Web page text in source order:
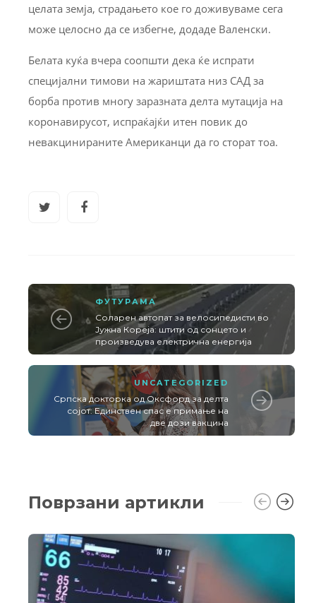
целата земја, страдањето кое го доживуваме сега
може целосно да се избегне, додаде Валенски.
Белата куќа вчера соопшти дека ќе испрати
специјални тимови на жариштата низ САД за
борба против многу заразната делта мутација на
коронавирусот, испраќајќи итен повик до
невакцинираните Американци да го сторат тоа.
ФУТУРАМА
Соларен автопат за велосипедисти во
Јужна Кореја: штити од сонцето и
произведува електрична енергија
UNCATEGORIZED
Српска докторка од Оксфорд за делта
сојот: Единствен спас е примање на
две дози вакцина
Поврзани артикли